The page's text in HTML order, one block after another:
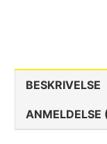
BESKRIVELSE
ANMELDELSE